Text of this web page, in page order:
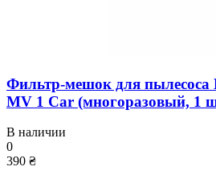
Фильтр-мешок для пылесоса
MV 1 Car (многоразовый, 1
В наличии
0
390 ₴